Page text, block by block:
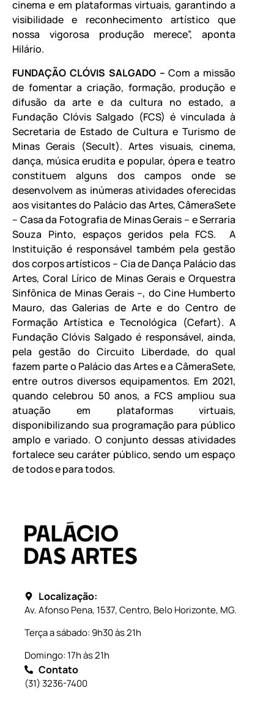
cinema e em plataformas virtuais, garantindo a
visibilidade e reconhecimento artístico que
nossa vigorosa produção merece”, aponta
Hilário.
FUNDAÇÃO CLÓVIS SALGADO – Com a missão
de fomentar a criação, formação, produção e
difusão da arte e da cultura no estado, a
Fundação Clóvis Salgado (FCS) é vinculada à
Secretaria de Estado de Cultura e Turismo de
Minas Gerais (Secult). Artes visuais, cinema,
dança, música erudita e popular, ópera e teatro
constituem alguns dos campos onde se
desenvolvem as inúmeras atividades oferecidas
aos visitantes do Palácio das Artes, CâmeraSete
– Casa da Fotografia de Minas Gerais – e Serraria
Souza Pinto, espaços geridos pela FCS. A
Instituição é responsável também pela gestão
dos corpos artísticos – Cia de Dança Palácio das
Artes, Coral Lírico de Minas Gerais e Orquestra
Sinfônica de Minas Gerais –, do Cine Humberto
Mauro, das Galerias de Arte e do Centro de
Formação Artística e Tecnológica (Cefart). A
Fundação Clóvis Salgado é responsável, ainda,
pela gestão do Circuito Liberdade, do qual
fazem parte o Palácio das Artes e a CâmeraSete,
entre outros diversos equipamentos. Em 2021,
quando celebrou 50 anos, a FCS ampliou sua
atuação em plataformas virtuais,
disponibilizando sua programação para público
amplo e variado. O conjunto dessas atividades
fortalece seu caráter público, sendo um espaço
de todos e para todos.
Localização:
Av. Afonso Pena, 1537, Centro, Belo Horizonte, MG.
Terça a sábado: 9h30 às 21h
Domingo: 17h às 21h
Contato
(31) 3236-7400